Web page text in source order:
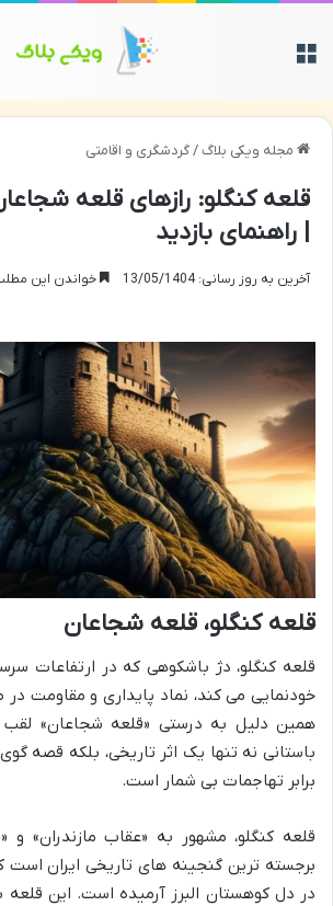
مجله ویکی بلاگ/گردشگری و اقامتی
قلعه کنگلو: رازهای قلعه
| راهنمای بازدید
آخرین به روز رسانی: 13/05/1404 خواندن این مطلب 17 دقیقه زمان
قلعه کنگلو، قلعه شجاعان
قلعه کنگلو، دژ باشکوهی که در ارتفاعات
خودنمایی می کند، نماد پایداری و مقاومت
همین دلیل به درستی «قلعه شجاعان»
باستانی نه تنها یک اثر تاریخی، بلکه قصه
برابر تهاجمات بی شمار است.
قلعه کنگلو، مشهور به «عقاب مازندران» و
برجسته ترین گنجینه های تاریخی ایران
در دل کوهستان البرز آرمیده است. این قلعه